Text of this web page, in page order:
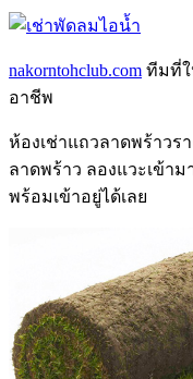
nakorntohclub.com ทีมที่ใ
อาชีพ
ห้องเช่าแถวลาดพร้าวร
ลาดพร้าว ลองแวะเข้า
พร้อมเข้าอยู่ได้เลย